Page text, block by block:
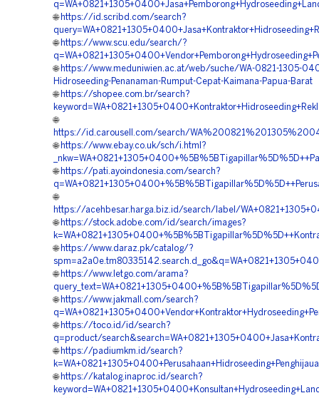
🌐 https://id.scribd.com/search?
🌐 https://www.scu.edu/search/?
🌐 https://www.meduniwien.ac.at/web/suche/WA-0821-1305-
Hidroseeding-Penanaman-Rumput-Cepat-Kaimana-Papua-Barat
🌐 https://shopee.com.br/search?
🌐
https://id.carousell.com/search/
🌐 https://www.ebay.co.uk/sch/i.html?
🌐 https://pati.ayoindonesia.com/search?
🌐
https://acehbesar.harga.biz.id/search/label/
🌐 https://stock.adobe.com/id/search/images?
🌐 https://www.daraz.pk/catalog/?
🌐 https://www.letgo.com/arama?
🌐 https://www.jakmall.com/search?
🌐 https://toco.id/id/search?
q=product/
🌐 https://padiumkm.id/search?
🌐 https://katalog.inaproc.id/search?